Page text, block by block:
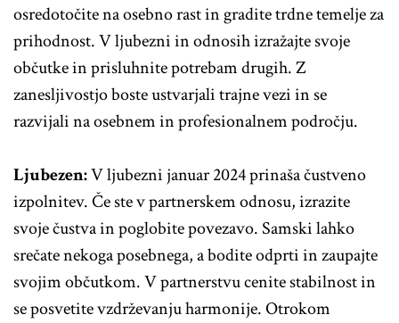
osredotočite na osebno rast in gradite trdne temelje za
prihodnost. V ljubezni in odnosih izražajte svoje
občutke in prisluhnite potrebam drugih. Z
zanesljivostjo boste ustvarjali trajne vezi in se
razvijali na osebnem in profesionalnem področju.
Ljubezen:V ljubezni januar 2024 prinaša čustveno
izpolnitev. Če ste v partnerskem odnosu, izrazite
svoje čustva in poglobite povezavo. Samski lahko
srečate nekoga posebnega, a bodite odprti in zaupajte
svojim občutkom. V partnerstvu cenite stabilnost in
se posvetite vzdrževanju harmonije. Otrokom